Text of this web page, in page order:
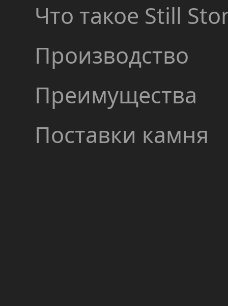
Что такое Still
Производство
Преимущества
Поставки камня